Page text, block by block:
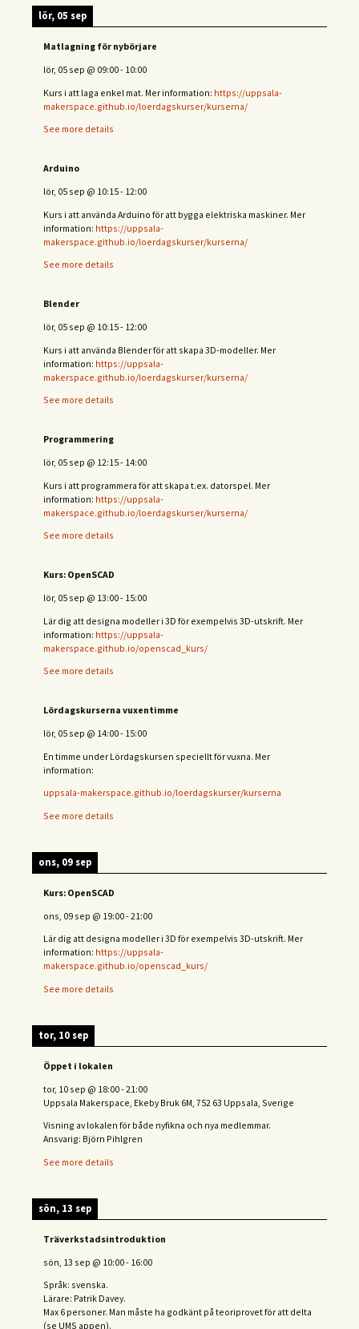
lör, 05 sep
Matlagning för nybörjare
lör, 05 sep @ 09:00- 10:00
Kurs i att laga enkel mat. Mer information: https://uppsala-
makerspace.github.io/loerdagskurser/kurserna/
See more details
Arduino
lör, 05 sep @ 10:15- 12:00
Kurs i att använda Arduino för att bygga elektriska maskiner. Mer
information: https://uppsala-
makerspace.github.io/loerdagskurser/kurserna/
See more details
Blender
lör, 05 sep @ 10:15- 12:00
Kurs i att använda Blender för att skapa 3D-modeller. Mer
information: https://uppsala-
makerspace.github.io/loerdagskurser/kurserna/
See more details
Programmering
lör, 05 sep @ 12:15- 14:00
Kurs i att programmera för att skapa t.ex. datorspel. Mer
information: https://uppsala-
makerspace.github.io/loerdagskurser/kurserna/
See more details
Kurs: OpenSCAD
lör, 05 sep @ 13:00- 15:00
Lär dig att designa modeller i 3D för exempelvis 3D-utskrift. Mer
information: https://uppsala-
makerspace.github.io/openscad_kurs/
See more details
Lördagskurserna vuxentimme
lör, 05 sep @ 14:00- 15:00
En timme under Lördagskursen speciellt för vuxna. Mer
information:
uppsala-makerspace.github.io/loerdagskurser/kurserna
See more details
ons, 09 sep
Kurs: OpenSCAD
ons, 09 sep @ 19:00-21:00
Lär dig att designa modeller i 3D för exempelvis 3D-utskrift. Mer
information: https://uppsala-
makerspace.github.io/openscad_kurs/
See more details
tor, 10 sep
Öppet i lokalen
tor, 10 sep @ 18:00-21:00
Uppsala Makerspace, Ekeby Bruk 6M, 752 63 Uppsala, Sverige
Visning av lokalen för både nyfikna och nya medlemmar.
Ansvarig: Björn Pihlgren
See more details
sön, 13 sep
Träverkstadsintroduktion
sön, 13 sep @ 10:00- 16:00
Språk: svenska.
Lärare: Patrik Davey.
Max 6 personer. Man måste ha godkänt på teoriprovet för att delta
(se UMS appen).